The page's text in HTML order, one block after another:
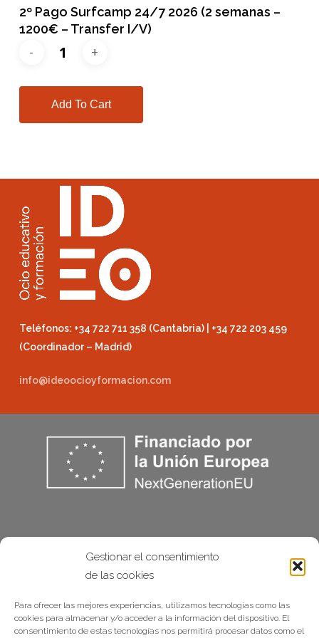
Gestionar el consentimiento
de las cookies
Para ofrecer las mejores experiencias, utilizamos tecnologías como las
cookies para almacenar y/o acceder a la información del dispositivo. El
consentimiento de estas tecnologías nos permitirá procesar datos como el
2º Pago Surfcamp 24/7 2026 (2 semanas –
1200€ – Transfer I/V)
Add To Cart
Teléfonos: +34 722 711 358 (Cantabria) | +34 722 203 459
(Coordinador – Madrid)
info@ideoocioyformacion.com